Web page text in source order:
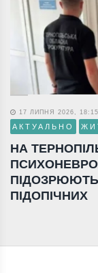
17 ЛИПНЯ 2026, 18:15
АКТУАЛЬНО
НА
ПІДОЗРЮЮТЬ
ПІДОПІЧНИХ